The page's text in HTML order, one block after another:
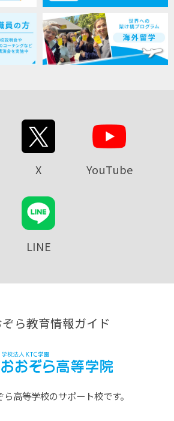
X YouTube
LINE
ら教育情報ガイド
⾼等学校のサポート校です。